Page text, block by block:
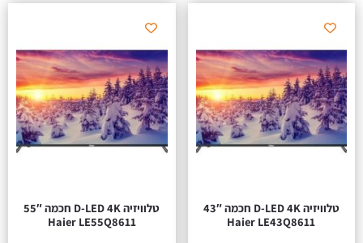
טלוויזיה D-LED 4K חכמה 43″
Haier LE43Q8611
טלוויזיה D-LED 4K חכמה 55″
Haier LE55Q8611